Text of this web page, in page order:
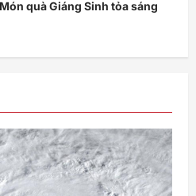
quà Giáng Sinh tỏa sáng